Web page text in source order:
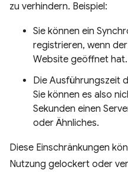
zu verhindern. Beispiel:
Sie können ein
registrieren, wenn
Website geöffnet hat.
Die Ausführungszeit
Sie können es also
Sekunden einen
oder Ähnliches.
Diese Einschränkungen
Nutzung gelockert oder